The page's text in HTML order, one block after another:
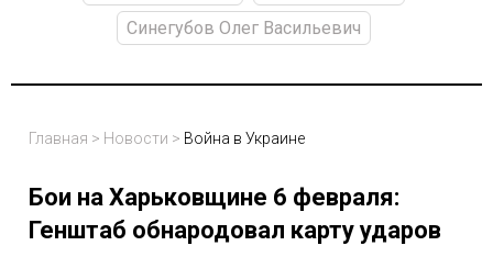
Синегубов Олег Васильевич
Главная > Новости > Война в Украине
Бои на Харьковщине 6 февраля:
Генштаб обнародовал карту ударов